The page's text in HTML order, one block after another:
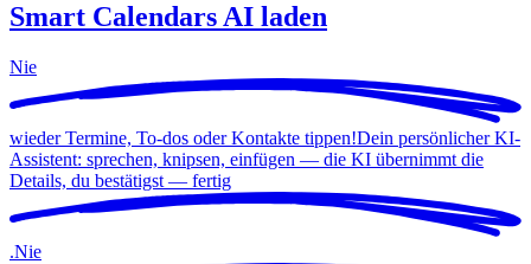
Smart Calendars AI laden
Nie
wieder Termine, To-dos oder Kontakte tippen!Dein persönlicher KI-
Assistent: sprechen, knipsen, einfügen — die KI übernimmt die
Details, du bestätigst — fertig
.Nie